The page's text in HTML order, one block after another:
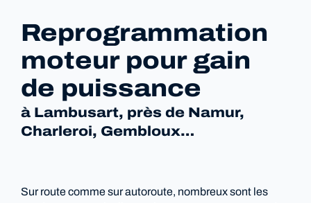
Reprogrammation
moteur pour gain
de puissance
à Lambusart, près de Namur,
Charleroi, Gembloux…
Sur route comme sur autoroute, nombreux sont les